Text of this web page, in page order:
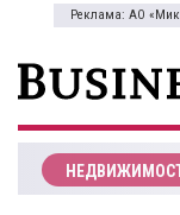
Реклама: АО